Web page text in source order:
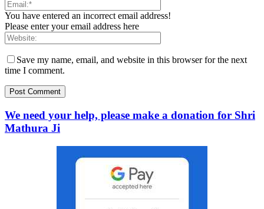
You have entered an incorrect email address!
Please enter your email address here
Save my name, email, and website in this browser for the next
time I comment.
We need your help, please make a donation for Shri
Mathura Ji